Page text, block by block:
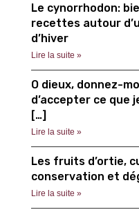
Le cynorrhodon:
recettes autour
d’hiver
Lire la suite »
O dieux, donnez-
d’accepter ce que
[…]
Lire la suite »
Les fruits d’ortie,
conservation et
Lire la suite »